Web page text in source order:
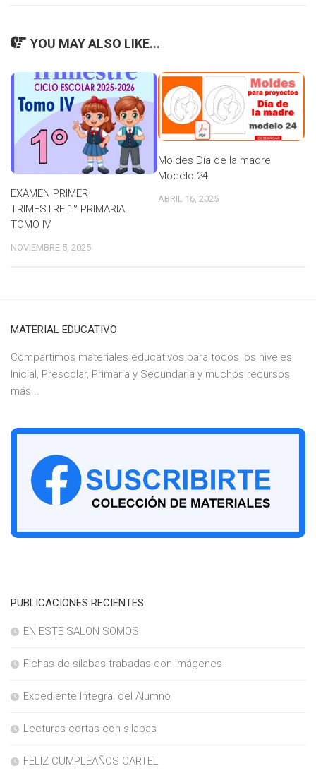
YOU MAY ALSO LIKE...
EXAMEN PRIMER
TRIMESTRE 1° PRIMARIA
TOMO IV
NOVIEMBRE 5, 2025
Moldes Día de la madre
Modelo 24
ABRIL 16, 2025
MATERIAL EDUCATIVO
Compartimos materiales educativos para todos los niveles;
Inicial, Prescolar, Primaria y Secundaria y muchos recursos
más...
PUBLICACIONES RECIENTES
EN ESTE SALON SOMOS
Fichas de sílabas trabadas con imágenes
Expediente Integral del Alumno
Lecturas cortas con silabas
FELIZ CUMPLEAÑOS CARTEL